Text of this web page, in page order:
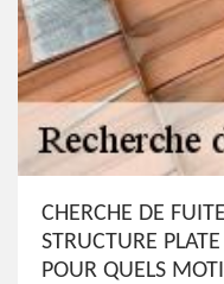
CHERCHE DE
STRUCTURE
POUR QUELS